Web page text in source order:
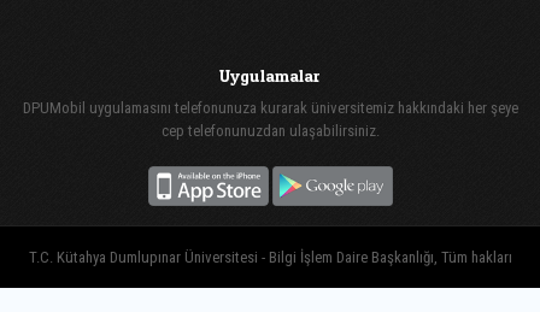
Uygulamalar
DPUMobil uygulamasını telefonunuza kurarak üniversitemiz hakkındaki her şeye
cep telefonunuzdan ulaşabilirsiniz.
T.C. Kütahya Dumlupınar Üniversitesi - Bilgi İşlem Daire Başkanlığı, Tüm hakları